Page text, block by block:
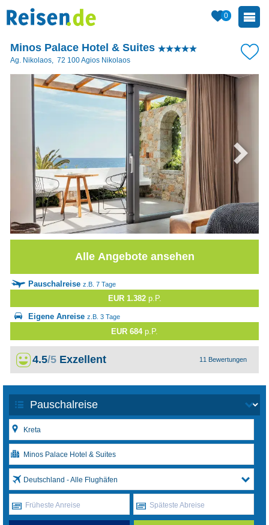
0
Minos Palace Hotel & Suites
Ag. Nikolaos, 72 100Agios Nikolaos
Alle Angebote ansehen
Pauschalreise z.B. 7 Tage
EUR 1.382 p.P.
Eigene Anreise z.B. 3 Tage
EUR 684 p.P.
4.5/5 Exzellent 11 Bewertungen
Deutschland - Alle Flughäfen
Früheste Anreise Späteste Abreise